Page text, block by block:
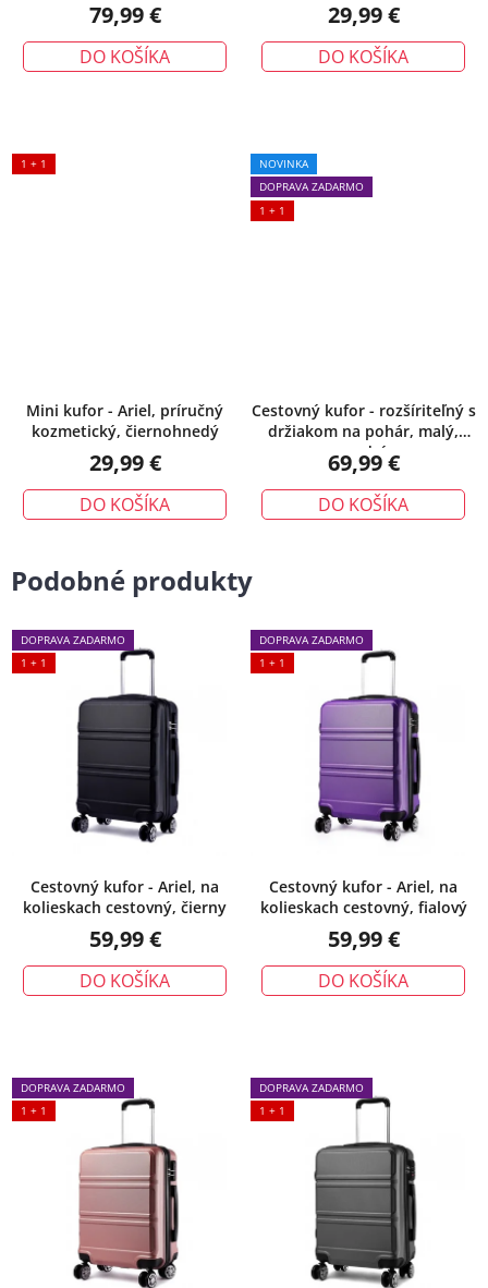
79,99 €
DO KOŠÍKA
29,99 €
DO KOŠÍKA
1 + 1
Mini kufor - Ariel, príručný
kozmetický, čiernohnedý
29,99 €
DO KOŠÍKA
NOVINKA
DOPRAVA ZADARMO
1 + 1
Cestovný kufor - rozšíriteľný s
držiakom na pohár, malý,
modrý
69,99 €
DO KOŠÍKA
Podobné produkty
DOPRAVA ZADARMO
1 + 1
Cestovný kufor - Ariel, na
kolieskach cestovný, čierny
59,99 €
DO KOŠÍKA
DOPRAVA ZADARMO
1 + 1
Cestovný kufor - Ariel, na
kolieskach cestovný, fialový
59,99 €
DO KOŠÍKA
DOPRAVA ZADARMO
1 + 1
DOPRAVA ZADARMO
1 + 1